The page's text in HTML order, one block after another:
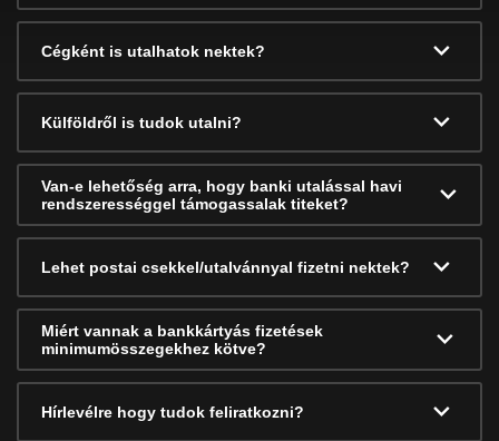
Cégként is utalhatok nektek?
Külföldről is tudok utalni?
Van-e lehetőség arra, hogy banki utalással havi
rendszerességgel támogassalak titeket?
Lehet postai csekkel/utalvánnyal fizetni nektek?
Miért vannak a bankkártyás fizetések
minimumösszegekhez kötve?
Hírlevélre hogy tudok feliratkozni?